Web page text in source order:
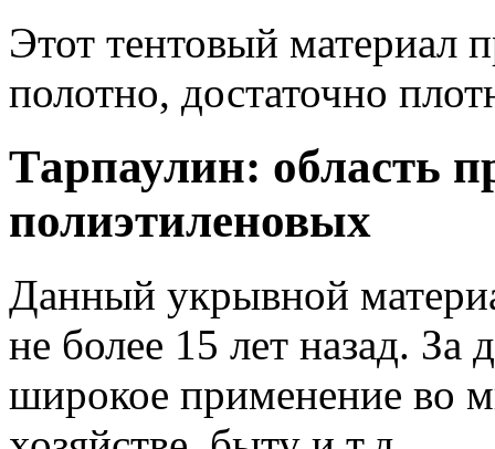
Этот тентовый материал
полотно, достаточно
Тарпаулин: область
полиэтиленовых
Данный укрывной
не более 15 лет назад.
широкое применение во